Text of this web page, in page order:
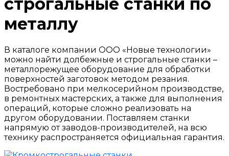
строгальные станки по
металлу
В каталоге компании ООО «Новые технологии»
можно найти долбежные и строгальные станки –
металлорежущее оборудование для обработки
поверхностей заготовок методом резания.
Востребовано при мелкосерийном производстве,
в ремонтных мастерских, а также для выполнения
операций, которые сложно реализовать на
другом оборудовании. Поставляем станки
напрямую от заводов-производителей, на всю
технику распространяется официальная гарантия.